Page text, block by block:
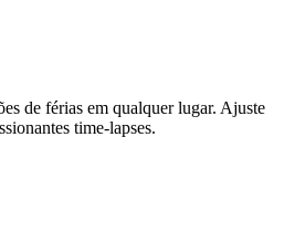
de férias em qualquer lugar. Ajuste
time-lapses.